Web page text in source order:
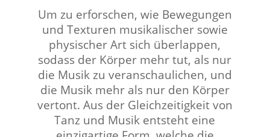
Um zu erforschen, wie Bewegungen
und Texturen musikalischer sowie
physischer Art sich überlappen,
sodass der Körper mehr tut, als nur
die Musik zu veranschaulichen, und
die Musik mehr als nur den Körper
vertont. Aus der Gleichzeitigkeit von
Tanz und Musik entsteht eine